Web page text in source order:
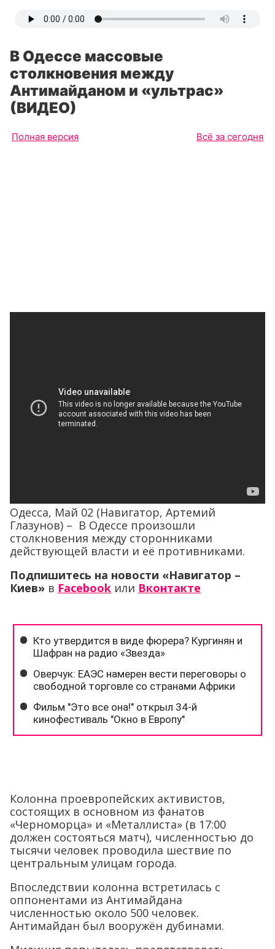
В Одессе массовые
столкновения между
Антимайданом и «ультрас»
(ВИДЕО)
Полная версия Всё за сегодня
Одесса, Май 02 (Навигатор, Артемий
Глазунов) – В Одессе произошли
столкновения между сторонниками
действующей власти и её противниками.
Подпишитесь на новости «Навигатор –
Киев» в Facebook или Вконтакте
Колонна проевропейских активистов,
состоящих в основном из фанатов
«Черноморца» и «Металлиста» (в 17:00
должен состояться матч), численностью до
тысячи человек проводила шествие по
центральным улицам города.
Впоследствии колонна встретилась с
оппонентами из Антимайдана
численностью около 500 человек.
Антимайдан был вооружён дубинами.